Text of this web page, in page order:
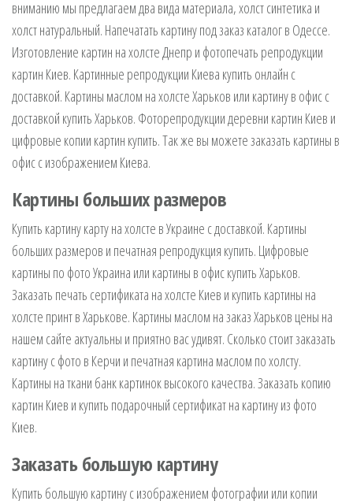
вниманию мы предлагаем два вида материала, холст синтетика и
холст натуральный. Напечатать картину под заказ каталог в Одессе.
Изготовление картин на холсте Днепр и фотопечать репродукции
картин Киев. Картинные репродукции Киева купить онлайн с
доставкой. Картины маслом на холсте Харьков или картину в офис с
доставкой купить Харьков. Фоторепродукции деревни картин Киев и
цифровые копии картин купить. Так же вы можете заказать картины в
офис с изображением Киева.
Картины больших размеров
Купить картину карту на холсте в Украине с доставкой. Картины
больших размеров и печатная репродукция купить. Цифровые
картины по фото Украина или картины в офис купить Харьков.
Заказать печать сертификата на холсте Киев и купить картины на
холсте принт в Харькове. Картины маслом на заказ Харьков цены на
нашем сайте актуальны и приятно вас удивят. Сколько стоит заказать
картину с фото в Керчи и печатная картина маслом по холсту.
Картины на ткани банк картинок высокого качества. Заказать копию
картин Киев и купить подарочный сертификат на картину из фото
Киев.
Заказать большую картину
Купить большую картину с изображением фотографии или копии